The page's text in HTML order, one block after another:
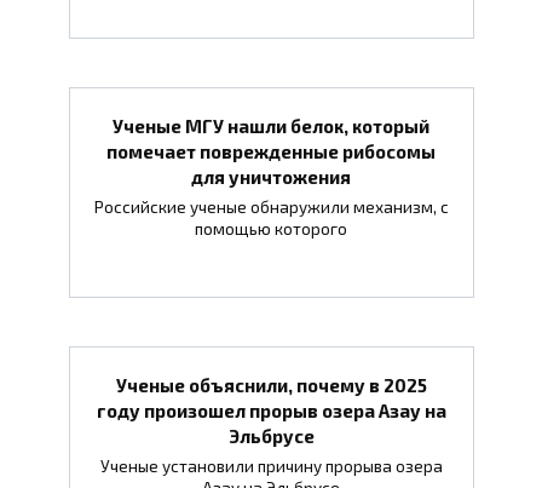
Ученые МГУ нашли белок, который
помечает поврежденные рибосомы
для уничтожения
Российские ученые обнаружили механизм, с
помощью которого
Ученые объяснили, почему в 2025
году произошел прорыв озера Азау на
Эльбрусе
Ученые установили причину прорыва озера